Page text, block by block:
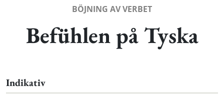
BÖJNING AV VERBET
Befühlen på Tyska
Indikativ